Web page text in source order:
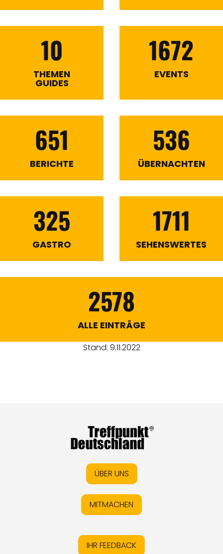
10
THEMEN
GUIDES
1672
EVENTS
651
BERICHTE
536
ÜBERNACHTEN
325
GASTRO
1711
SEHENSWERTES
2578
ALLE EINTRÄGE
Stand: 9.11.2022
ÜBER UNS
MITMACHEN
IHR FEEDBACK